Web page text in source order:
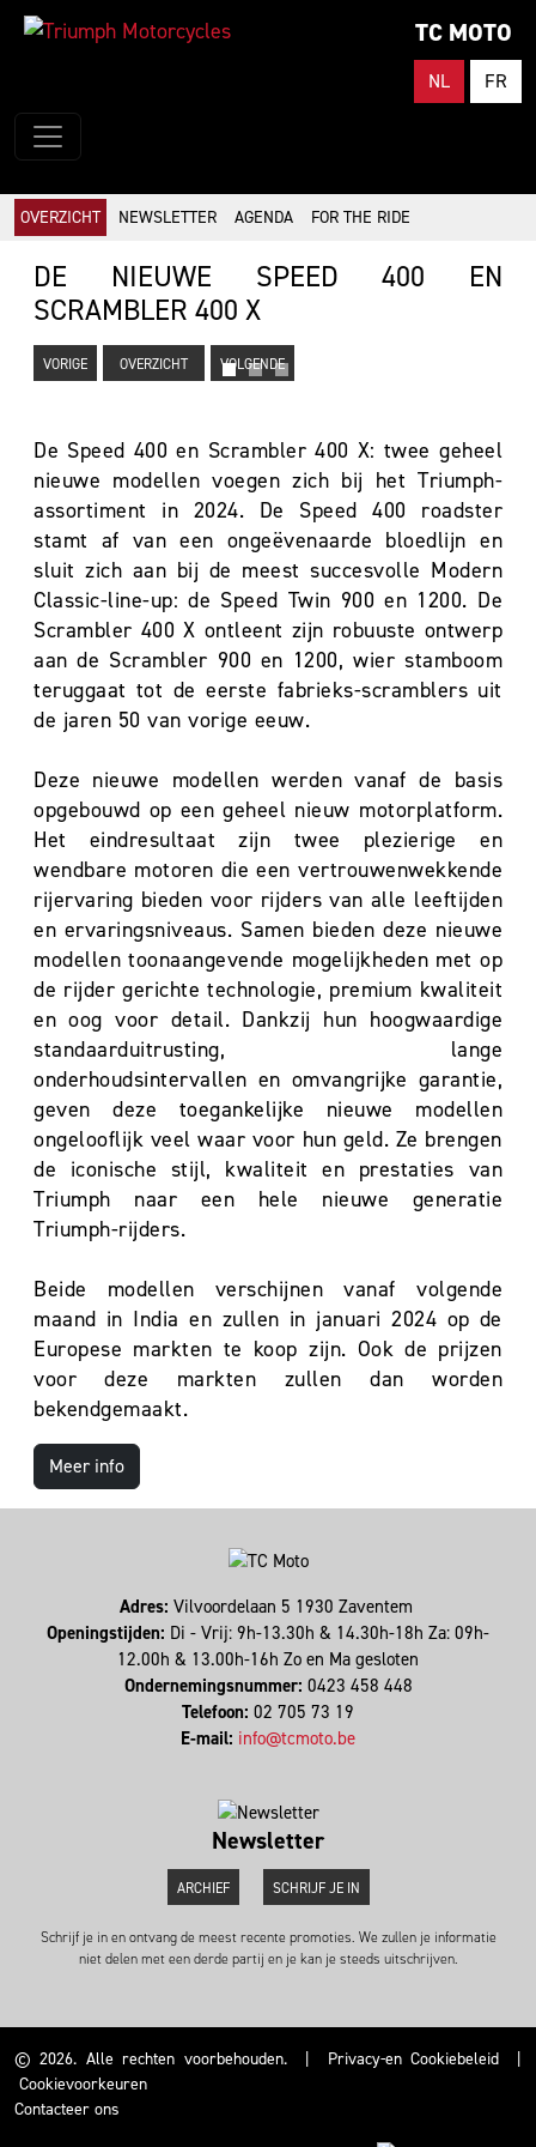
TC MOTO
NL FR
OVERZICHT NEWSLETTER AGENDA FOR THE RIDE
DE NIEUWE SPEED 400 EN
SCRAMBLER 400 X
VORIGE OVERZICHT VOLGENDE
De Speed 400 en Scrambler 400 X: twee geheel
nieuwe modellen voegen zich bij het Triumph-
assortiment in 2024. De Speed 400 roadster
stamt af van een ongeëvenaarde bloedlijn en
sluit zich aan bij de meest succesvolle Modern
Classic-line-up: de Speed Twin 900 en 1200. De
Scrambler 400 X ontleent zijn robuuste ontwerp
aan de Scrambler 900 en 1200, wier stamboom
teruggaat tot de eerste fabrieks-scramblers uit
de jaren 50 van vorige eeuw.
Deze nieuwe modellen werden vanaf de basis
opgebouwd op een geheel nieuw motorplatform.
Het eindresultaat zijn twee plezierige en
wendbare motoren die een vertrouwenwekkende
rijervaring bieden voor rijders van alle leeftijden
en ervaringsniveaus. Samen bieden deze nieuwe
modellen toonaangevende mogelijkheden met op
de rijder gerichte technologie, premium kwaliteit
en oog voor detail. Dankzij hun hoogwaardige
standaarduitrusting, lange
onderhoudsintervallen en omvangrijke garantie,
geven deze toegankelijke nieuwe modellen
ongelooflijk veel waar voor hun geld. Ze brengen
de iconische stijl, kwaliteit en prestaties van
Triumph naar een hele nieuwe generatie
Triumph-rijders.
Beide modellen verschijnen vanaf volgende
maand in India en zullen in januari 2024 op de
Europese markten te koop zijn. Ook de prijzen
voor deze markten zullen dan worden
bekendgemaakt.
Meer info
Adres: Vilvoordelaan 5 1930 Zaventem
Openingstijden: Di - Vrij: 9h-13.30h & 14.30h-18h Za: 09h-
12.00h & 13.00h-16h Zo en Ma gesloten
Ondernemingsnummer: 0423 458 448
Telefoon: 02 705 73 19
E-mail: info@tcmoto.be
Newsletter
ARCHIEF SCHRIJF JE IN
Schrijf je in en ontvang de meest recente promoties. We zullen je informatie
niet delen met een derde partij en je kan je steeds uitschrijven.
© 2026. Alle rechten voorbehouden. | Privacy-en Cookiebeleid
|
Cookievoorkeuren
Contacteer ons